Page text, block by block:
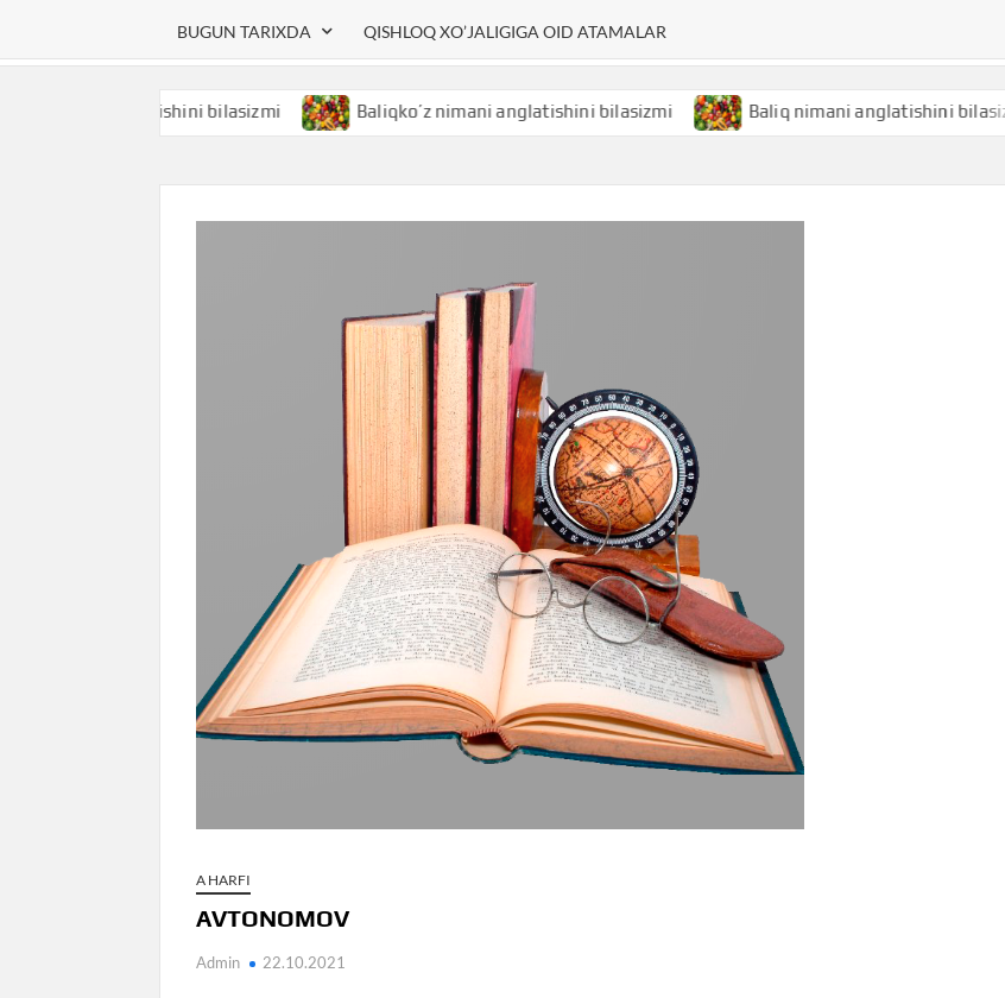
BUGUN TARIXDA QISHLOQ XO’JALIGIGA OID ATAMALAR
anglatishini bilasizmi Baliqko’z nimani anglatishini bilasizmi Baliq nimani anglatishini bilasizmi
A HARFI
AVTONOMOV
Admin 22.10.2021